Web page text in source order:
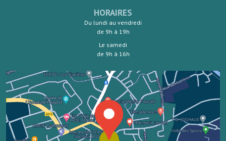
HORAIRES
Du lundi au vendredi
de 9h à 19h
Le samedi
de 9h à 16h